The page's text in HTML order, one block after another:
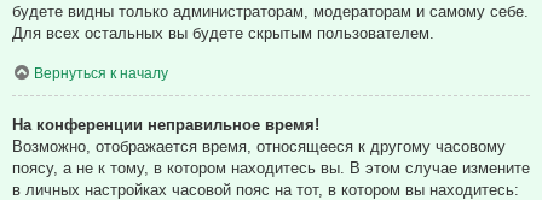
будете видны только администраторам, модераторам и самому себе.
Для всех остальных вы будете скрытым пользователем.
Вернуться к началу
На конференции неправильное время!
Возможно, отображается время, относящееся к другому часовому
поясу, а не к тому, в котором находитесь вы. В этом случае измените
в личных настройках часовой пояс на тот, в котором вы находитесь: